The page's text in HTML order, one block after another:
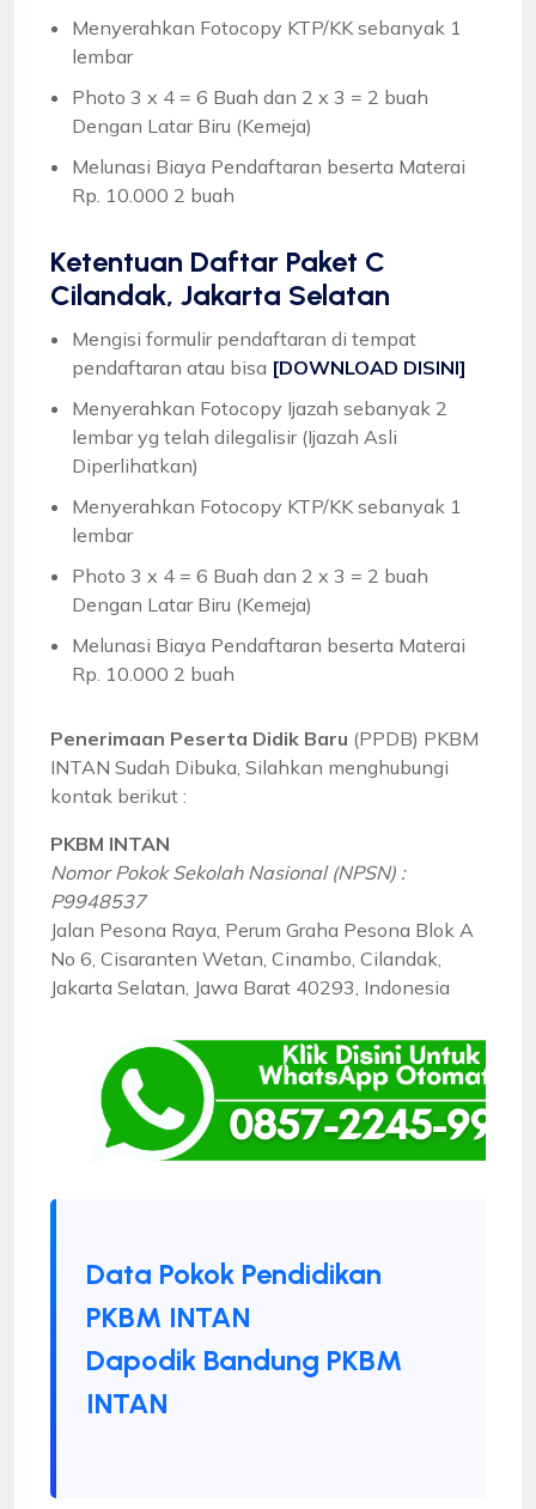
Menyerahkan Fotocopy KTP/KK sebanyak 1
lembar
Photo 3 x 4 = 6 Buah dan 2 x 3 = 2 buah
Dengan Latar Biru (Kemeja)
Melunasi Biaya Pendaftaran beserta Materai
Rp. 10.000 2 buah
Ketentuan Daftar Paket C
Cilandak, Jakarta Selatan
Mengisi formulir pendaftaran di tempat
pendaftaran atau bisa [DOWNLOAD DISINI]
Menyerahkan Fotocopy Ijazah sebanyak 2
lembar yg telah dilegalisir (Ijazah Asli
Diperlihatkan)
Menyerahkan Fotocopy KTP/KK sebanyak 1
lembar
Photo 3 x 4 = 6 Buah dan 2 x 3 = 2 buah
Dengan Latar Biru (Kemeja)
Melunasi Biaya Pendaftaran beserta Materai
Rp. 10.000 2 buah
Penerimaan Peserta Didik Baru (PPDB) PKBM
INTAN Sudah Dibuka, Silahkan menghubungi
kontak berikut :
PKBM INTAN
Nomor Pokok Sekolah Nasional (NPSN) :
P9948537
Jalan Pesona Raya, Perum Graha Pesona Blok A
No 6, Cisaranten Wetan, Cinambo, Cilandak,
Jakarta Selatan, Jawa Barat 40293, Indonesia
Data Pokok Pendidikan
PKBM INTAN
Dapodik Bandung PKBM
INTAN